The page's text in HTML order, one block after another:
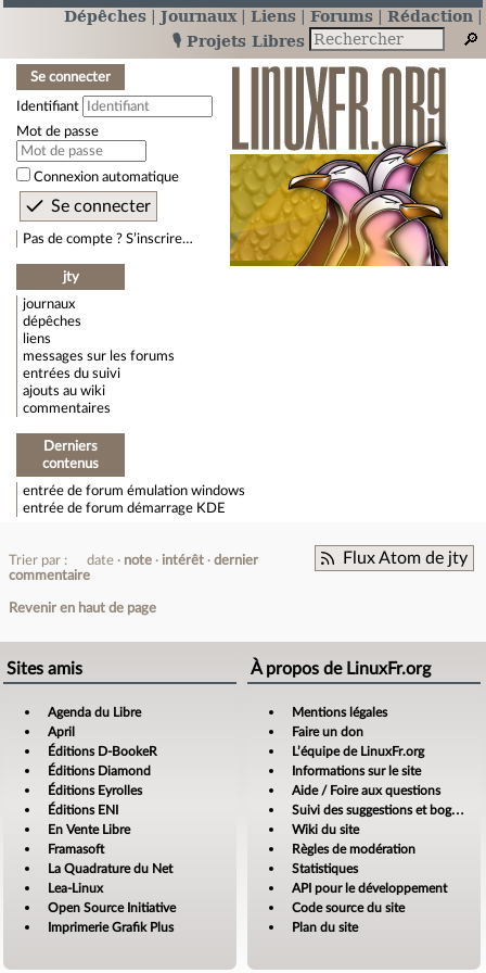
Dépêches Journaux Liens Forums
Rédaction
🎙️ Projets Libres
Se connecter
Identifiant
Mot de passe
Connexion automatique
Pas de compte ? S’inscrire…
jty
journaux
dépêches
liens
messages sur les forums
entrées du suivi
ajouts au wiki
commentaires
Derniers
contenus
entrée de forum émulation windows
entrée de forum démarrage KDE
Flux Atom de jty
Trier par : date note intérêt
dernier
commentaire
Revenir en haut de page
Sites amis
Agenda du Libre
April
Éditions D-BookeR
Éditions Diamond
Éditions Eyrolles
Éditions ENI
En Vente Libre
Framasoft
La Quadrature du Net
Lea-Linux
Open Source Initiative
Imprimerie Grafik Plus
À propos de LinuxFr.org
Mentions légales
Faire un don
L’équipe de LinuxFr.org
Informations sur le site
Aide / Foire aux questions
Suivi des suggestions et bogues
Wiki du site
Règles de modération
Statistiques
API pour le développement
Code source du site
Plan du site